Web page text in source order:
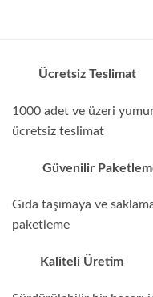
Ücretsiz Teslimat
1000 adet ve üzeri
ücretsiz teslimat
Güvenilir
Gıda taşımaya ve
paketleme
Kaliteli Üretim